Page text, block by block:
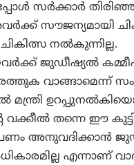
സർക്കാർ
സൗജന്യമായി
നൽകുന്നില്ല.
ജുഡീഷ്യൽ
വാങ്ങാമെന്ന്
മന്ത്രി
വക്കീൽ തന്നെ ഈ
പണം അനുവദിക്കാൻ
എന്നാണ്